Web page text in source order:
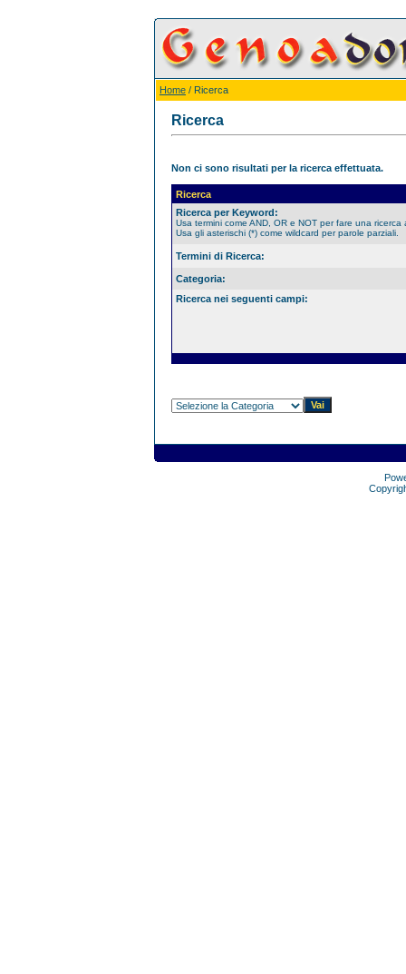
Home / Ricerca
Ricerca
Non ci sono risultati per la ricerca effettuata.
Ricerca
Ricerca per Keyword:
Usa termini come AND, OR e NOT per fare una ricerca
Usa gli asterischi (*) come wildcard per parole parziali.
Termini di Ricerca:
Categoria:
Ricerca nei seguenti campi: